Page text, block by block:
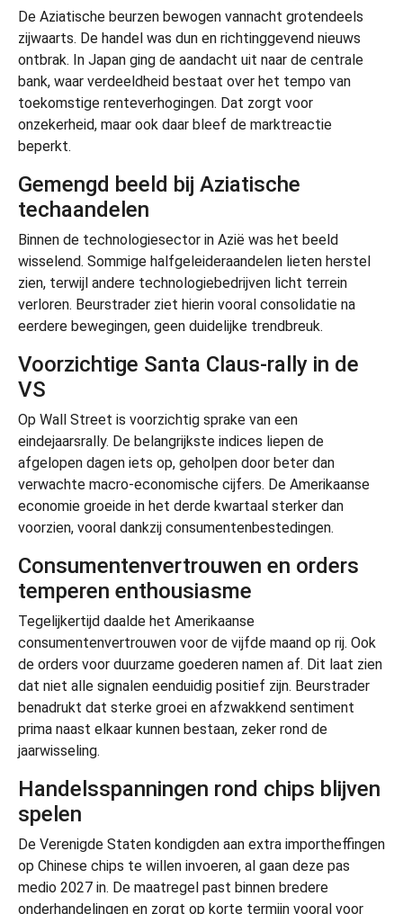
De Aziatische beurzen bewogen vannacht grotendeels
zijwaarts. De handel was dun en richtinggevend nieuws
ontbrak. In Japan ging de aandacht uit naar de centrale
bank, waar verdeeldheid bestaat over het tempo van
toekomstige renteverhogingen. Dat zorgt voor
onzekerheid, maar ook daar bleef de marktreactie
beperkt.
Gemengd beeld bij Aziatische
techaandelen
Binnen de technologiesector in Azië was het beeld
wisselend. Sommige halfgeleideraandelen lieten herstel
zien, terwijl andere technologiebedrijven licht terrein
verloren. Beurstrader ziet hierin vooral consolidatie na
eerdere bewegingen, geen duidelijke trendbreuk.
Voorzichtige Santa Claus-rally in de
VS
Op Wall Street is voorzichtig sprake van een
eindejaarsrally. De belangrijkste indices liepen de
afgelopen dagen iets op, geholpen door beter dan
verwachte macro-economische cijfers. De Amerikaanse
economie groeide in het derde kwartaal sterker dan
voorzien, vooral dankzij consumentenbestedingen.
Consumentenvertrouwen en orders
temperen enthousiasme
Tegelijkertijd daalde het Amerikaanse
consumentenvertrouwen voor de vijfde maand op rij. Ook
de orders voor duurzame goederen namen af. Dit laat zien
dat niet alle signalen eenduidig positief zijn. Beurstrader
benadrukt dat sterke groei en afzwakkend sentiment
prima naast elkaar kunnen bestaan, zeker rond de
jaarwisseling.
Handelsspanningen rond chips blijven
spelen
De Verenigde Staten kondigden aan extra importheffingen
op Chinese chips te willen invoeren, al gaan deze pas
medio 2027 in. De maatregel past binnen bredere
onderhandelingen en zorgt op korte termijn vooral voor